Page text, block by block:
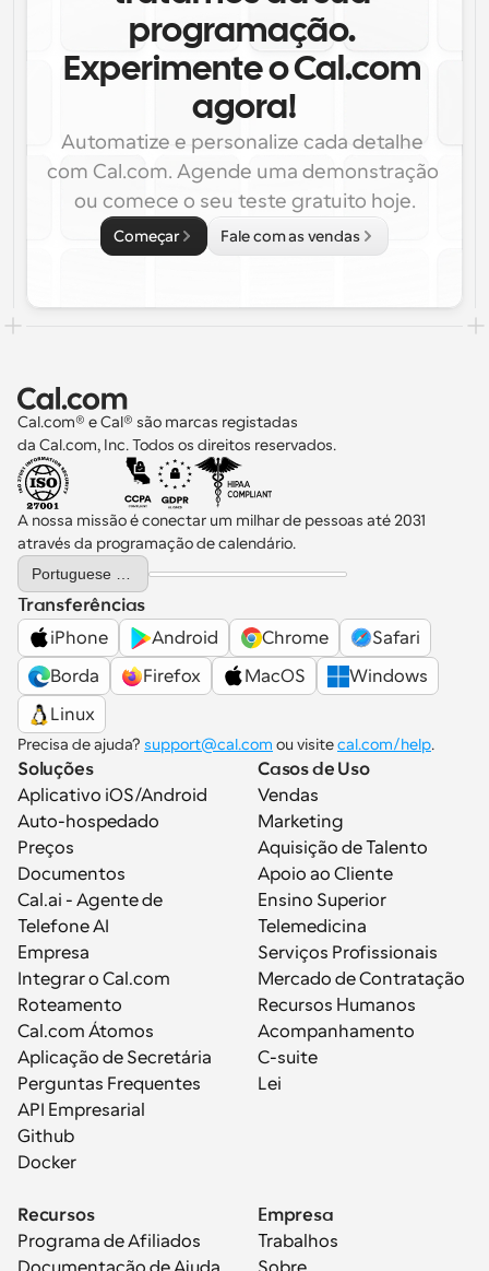
programação.
Experimente o Cal.com
agora!
Automatize e personalize cada detalhe
com Cal.com. Agende uma demonstração
ou comece o seu teste gratuito hoje.
Começar Fale com as vendas
Cal.com® e Cal® são marcas registadas
da Cal.com, Inc. Todos os direitos reservados.
A nossa missão é conectar um milhar de pessoas até 2031
através da programação de calendário.
Select Language
Transferências
iPhone
Android Chrome
Safari
Borda
Firefox MacOS
Windows
Linux
Precisa de ajuda? support@cal.com ou visite cal.com/help.
Soluções
Aplicativo iOS/Android
Auto-hospedado
Preços
Documentos
Cal.ai - Agente de
Telefone AI
Empresa
Integrar o Cal.com
Roteamento
Cal.com Átomos
Aplicação de Secretária
Perguntas Frequentes
API Empresarial
Github
Docker
Casos de Uso
Vendas
Marketing
Aquisição de Talento
Apoio ao Cliente
Ensino Superior
Telemedicina
Serviços Profissionais
Mercado de Contratação
Recursos Humanos
Acompanhamento
C-suite
Lei
Recursos
Programa de Afiliados
Empresa
Trabalhos